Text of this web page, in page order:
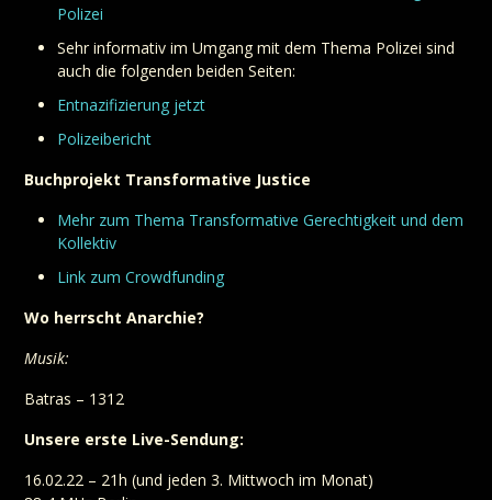
Polizei
Sehr informativ im Umgang mit dem Thema Polizei sind
auch die folgenden beiden Seiten:
Entnazifizierung jetzt
Polizeibericht
Buchprojekt Transformative Justice
Mehr zum Thema Transformative Gerechtigkeit und dem
Kollektiv
Link zum Crowdfunding
Wo herrscht Anarchie?
Musik:
Batras – 1312
Unsere erste Live-Sendung:
16.02.22 – 21h (und jeden 3. Mittwoch im Monat)